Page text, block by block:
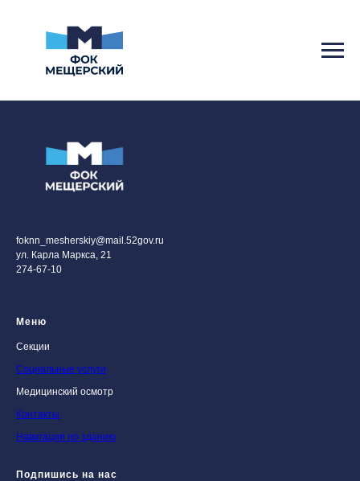
foknn_mesherskiy@mail.52gov.ru
ул. Карла Маркса, 21
274-67-10
Меню
Секции
Социальные услуги
Медицинский осмотр
Контакты
Навигация по зданию
Подпишись на нас